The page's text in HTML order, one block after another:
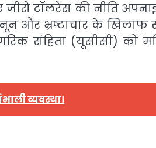
टॉलरेंस की नीति
और भ्रष्टाचार के खिलाफ
संहिता (यूसीसी) को
व्यवस्था।